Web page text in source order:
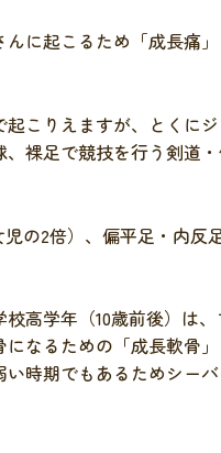
に起こるため「成長痛
こりえますが、とくに
裸足で競技を行う剣道
の2倍）、偏平足・内
高学年（10歳前後）は
なるための「成長軟骨
時期でもあるためシー